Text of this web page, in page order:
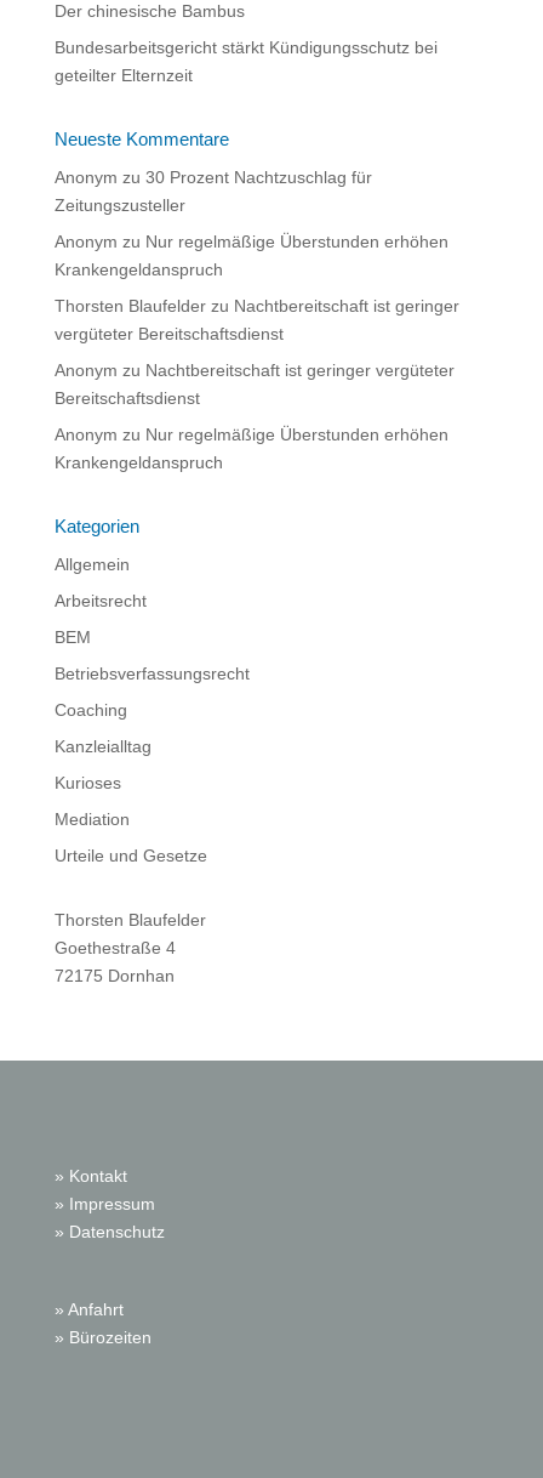
Der chinesische Bambus
Bundesarbeitsgericht stärkt Kündigungsschutz bei
geteilter Elternzeit
Neueste Kommentare
Anonym zu 30 Prozent Nachtzuschlag für
Zeitungszusteller
Anonym zu Nur regelmäßige Überstunden erhöhen
Krankengeldanspruch
Thorsten Blaufelderzu Nachtbereitschaft ist geringer
vergüteter Bereitschaftsdienst
Anonym zu Nachtbereitschaft ist geringer vergüteter
Bereitschaftsdienst
Anonym zu Nur regelmäßige Überstunden erhöhen
Krankengeldanspruch
Kategorien
Allgemein
Arbeitsrecht
BEM
Betriebsverfassungsrecht
Coaching
Kanzleialltag
Kurioses
Mediation
Urteile und Gesetze
Thorsten Blaufelder
Goethestraße 4
72175 Dornhan
» Kontakt
» Impressum
» Datenschutz
» Anfahrt
» Bürozeiten